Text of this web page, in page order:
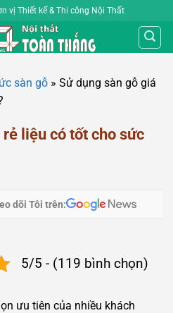
vị Thiết kế & Thi công Nội Thất
sàn gỗ » Sử dụng sàn gỗ giá
liệu có tốt cho sức
dõi Tôi trên:
5/5 - (119 bình chọn)
ưu tiên của nhiều khách